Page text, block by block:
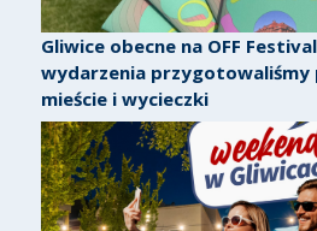
Gliwice obecne na OFF
wydarzenia przygotowaliśmy
mieście i wycieczki